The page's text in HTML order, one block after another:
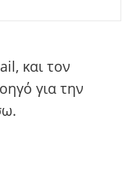
και τον
για την